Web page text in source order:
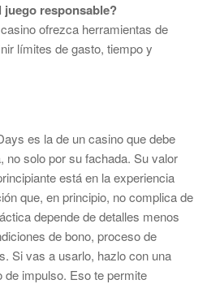
juego responsable?
ofrezca herramientas de
límites de gasto, tiempo y
es la de un casino que debe
no solo por su fachada. Su valor
está en la experiencia
que, en principio, no complica de
depende de detalles menos
de bono, proceso de
Si vas a usarlo, hazlo con una
de impulso. Eso te permite